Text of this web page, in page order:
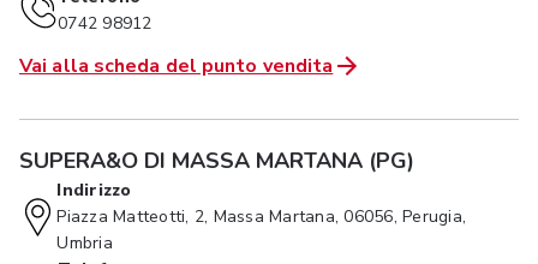
0742 98912
Vai alla scheda del punto vendita
SUPERA&O DI MASSA MARTANA (PG)
Indirizzo
Piazza Matteotti, 2, Massa Martana, 06056, Perugia,
Umbria